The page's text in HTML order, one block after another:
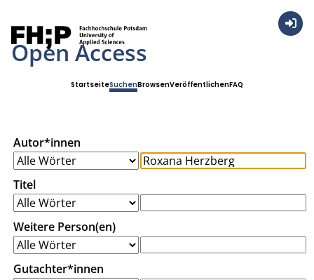
Open Access
StartseiteSuchenBrowsenVeröffentlichenFAQ
Autor*innen
Titel
Weitere Person(en)
Gutachter*innen